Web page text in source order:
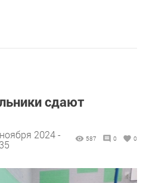
сдают
2024 -
587 0 0